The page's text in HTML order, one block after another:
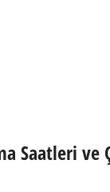
Saatleri ve